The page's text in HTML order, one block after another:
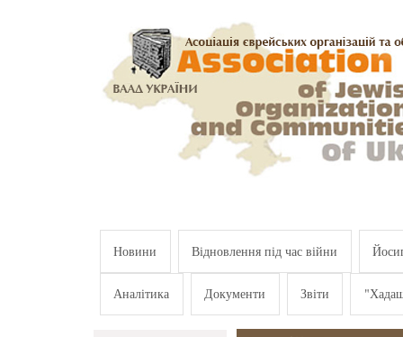
Новини Відновлення під час війни
Аналітика Документи Звіти